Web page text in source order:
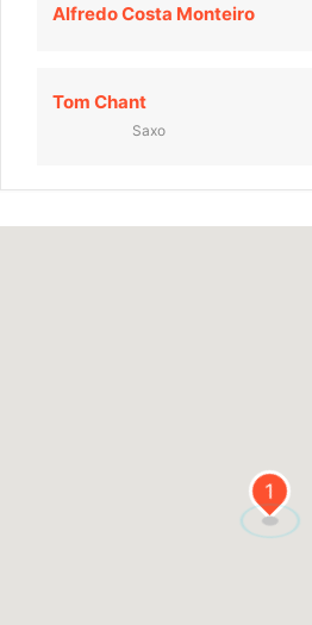
Alfredo Costa Monteiro
Tom Chant
Saxo
1